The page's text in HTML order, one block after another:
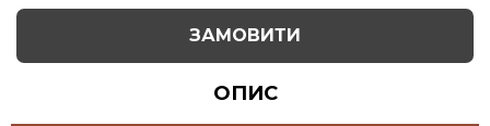
ЗАМОВИТИ
ОПИС